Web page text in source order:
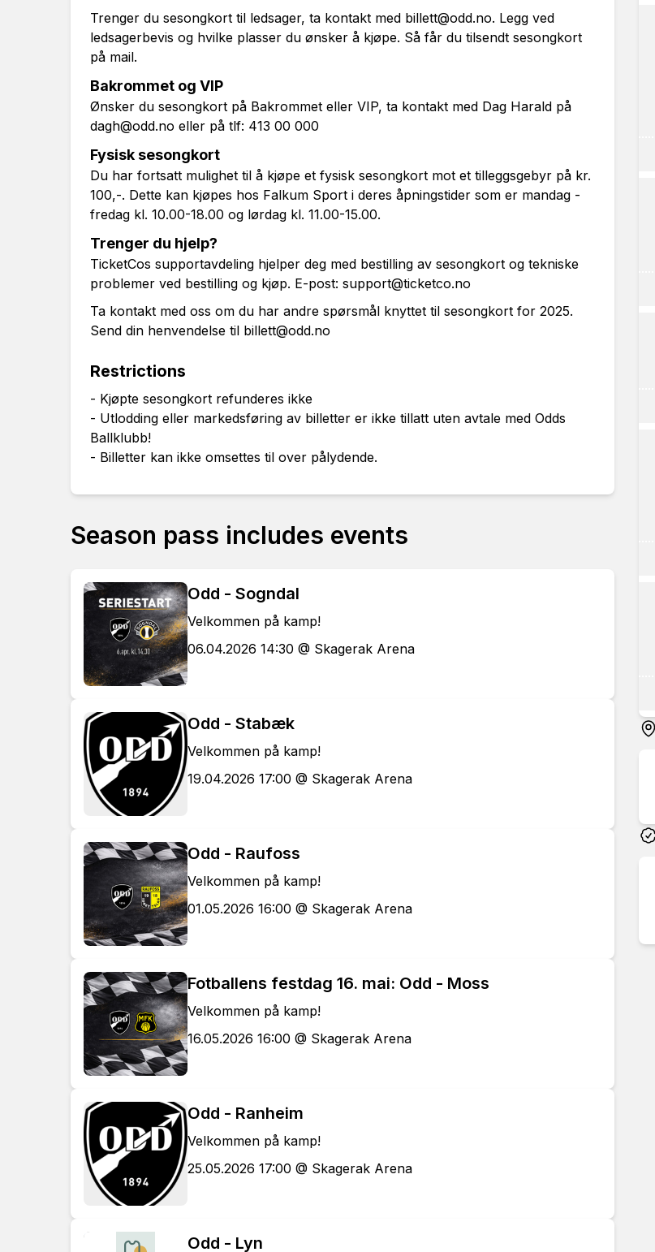
Trenger du sesongkort til ledsager, ta kontakt med billett@odd.no. Legg ved
ledsagerbevis og hvilke plasser du ønsker å kjøpe. Så får du tilsendt sesongkort
på mail.
Bakrommet og VIP
Ønsker du sesongkort på Bakrommet eller VIP, ta kontakt med Dag Harald på
dagh@odd.no eller på tlf: 413 00 000
Fysisk sesongkort
Du har fortsatt mulighet til å kjøpe et fysisk sesongkort mot et tilleggsgebyr på kr.
100,-. Dette kan kjøpes hos Falkum Sport i deres åpningstider som er mandag -
fredag kl. 10.00-18.00 og lørdag kl. 11.00-15.00.
Trenger du hjelp?
TicketCos supportavdeling hjelper deg med bestilling av sesongkort og tekniske
problemer ved bestilling og kjøp. E-post: support@ticketco.no
Ta kontakt med oss om du har andre spørsmål knyttet til sesongkort for 2025.
Send din henvendelse til billett@odd.no
Restrictions
- Kjøpte sesongkort refunderes ikke
- Utlodding eller markedsføring av billetter er ikke tillatt uten avtale med Odds
Ballklubb!
- Billetter kan ikke omsettes til over pålydende.
Season pass includes events
Odd - Sogndal
Velkommen på kamp!
06.04.2026 14:30 @ Skagerak Arena
Odd - Stabæk
Velkommen på kamp!
19.04.2026 17:00 @ Skagerak Arena
Odd - Raufoss
Velkommen på kamp!
01.05.2026 16:00 @ Skagerak Arena
Fotballens festdag 16. mai: Odd - Moss
Velkommen på kamp!
16.05.2026 16:00 @ Skagerak Arena
Odd - Ranheim
Velkommen på kamp!
25.05.2026 17:00 @ Skagerak Arena
Odd - Lyn